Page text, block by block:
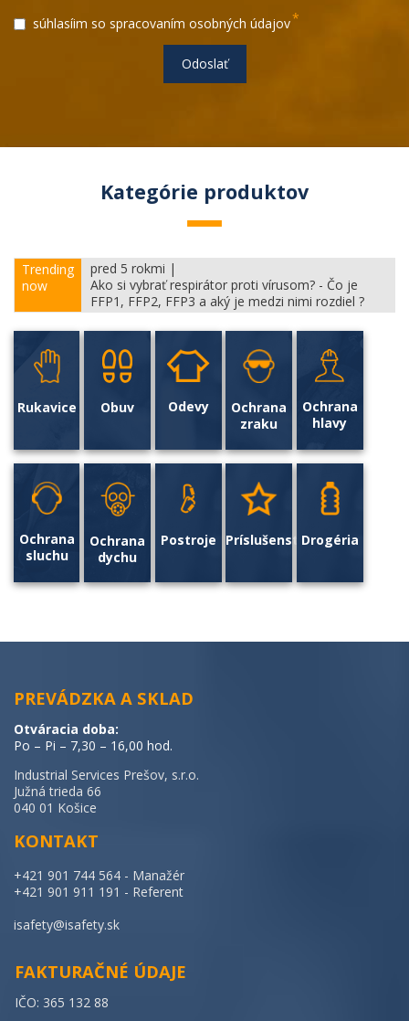
súhlasíim so spracovaním osobných údajov*
Odoslať
Kategórie produktov
Trending
now
pred 5 rokmi |
Ako si vybrať respirátor proti vírusom? - Čo je
FFP1, FFP2, FFP3 a aký je medzi nimi rozdiel ?
Rukavice Obuv Odevy
Ochrana
zraku
Ochrana
hlavy
Ochrana
sluchu
Ochrana
dychu
Postroje Príslušenstvo
Drogéria
PREVÁDZKA A SKLAD
Otváracia doba:
Po – Pi – 7,30 – 16,00 hod.
Industrial Services Prešov, s.r.o.
Južná trieda 66
040 01 Košice
KONTAKT
+421 901 744 564 - Manažér
+421 901 911 191 - Referent
isafety@isafety.sk
FAKTURAČNÉ ÚDAJE
IČO: 365 132 88